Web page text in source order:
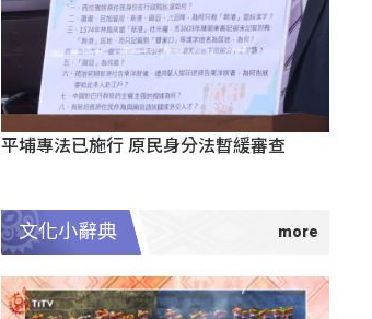
平埔專法已施行 原民身分法暫緩審查
文化小辭典